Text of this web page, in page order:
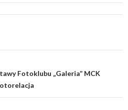
Fotoklubu „Galeria” MCK